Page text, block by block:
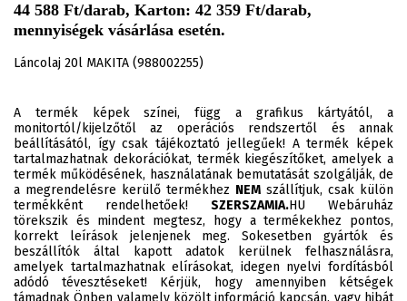
44 588 Ft/darab, Karton: 42 359 Ft/darab,
mennyiségek vásárlása esetén.
Láncolaj 20l MAKITA (988002255)
A termék képek színei, függ a grafikus kártyától, a
monitortól/kijelzőtől az operációs rendszertől és annak
beállításától, így csak tájékoztató jellegűek! A termék képek
tartalmazhatnak dekorációkat, termék kiegészítőket, amelyek a
termék működésének, használatának bemutatását szolgálják, de
a megrendelésre kerülő termékhez NEM szállítjuk, csak külön
termékként rendelhetőek! SZERSZAMIA.HU Webáruház
törekszik és mindent megtesz, hogy a termékekhez pontos,
korrekt leírások jelenjenek meg. Sokesetben gyártók és
beszállítók által kapott adatok kerülnek felhasználásra,
amelyek tartalmazhatnak elírásokat, idegen nyelvi fordításból
adódó tévesztéseket! Kérjük, hogy amennyiben kétségek
támadnak Önben valamely közölt információ kapcsán, vagy hibát